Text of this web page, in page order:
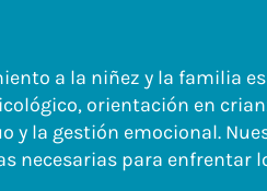
a la niñez y la familia
orientación en
y la gestión emocional.
necesarias para enfrentar